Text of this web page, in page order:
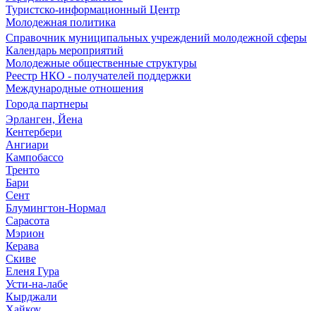
Туристско-информационный Центр
Молодежная политика
Справочник муниципальных учреждений молодежной сферы
Календарь мероприятий
Молодежные общественные структуры
Реестр НКО - получателей поддержки
Международные отношения
Города партнеры
Эрланген, Йена
Кентербери
Ангиари
Кампобассо
Тренто
Бари
Сент
Блумингтон-Нормал
Сарасота
Мэрион
Керава
Скиве
Еленя Гура
Усти-на-лабе
Кырджали